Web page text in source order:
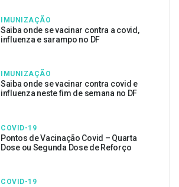
IMUNIZAÇÃO
Saiba onde se vacinar contra a covid,
influenza e sarampo no DF
IMUNIZAÇÃO
Saiba onde se vacinar contra covid e
influenza neste fim de semana no DF
COVID-19
Pontos de Vacinação Covid – Quarta
Dose ou Segunda Dose de Reforço
COVID-19